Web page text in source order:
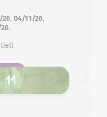
26, 04/11/26,
.